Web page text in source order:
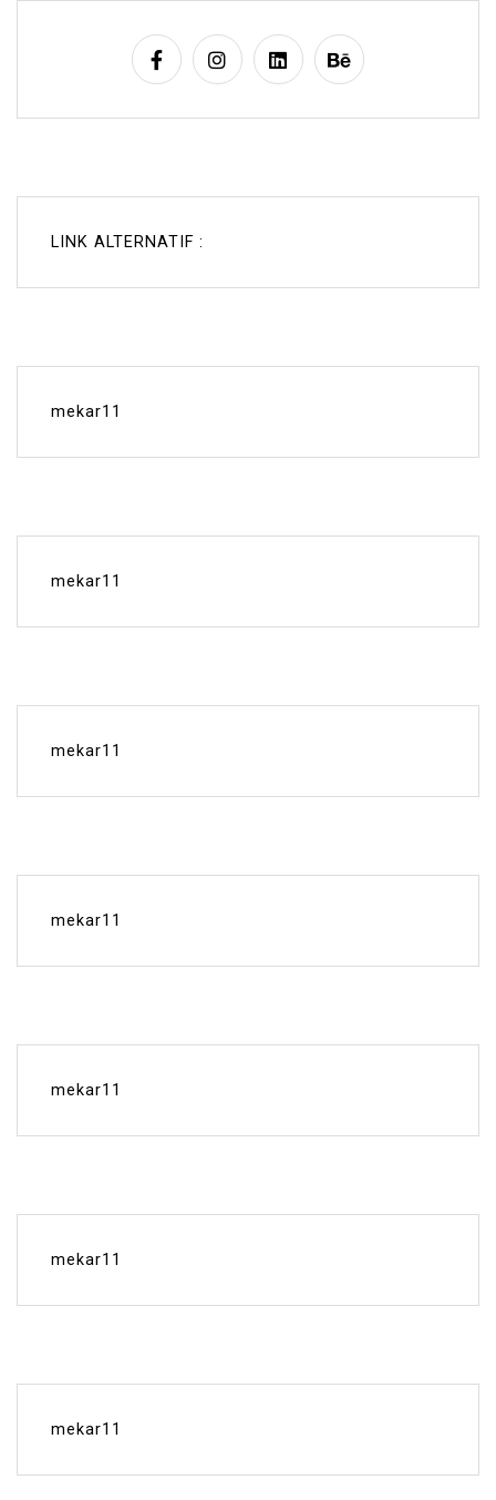
LINK ALTERNATIF :
mekar11
mekar11
mekar11
mekar11
mekar11
mekar11
mekar11